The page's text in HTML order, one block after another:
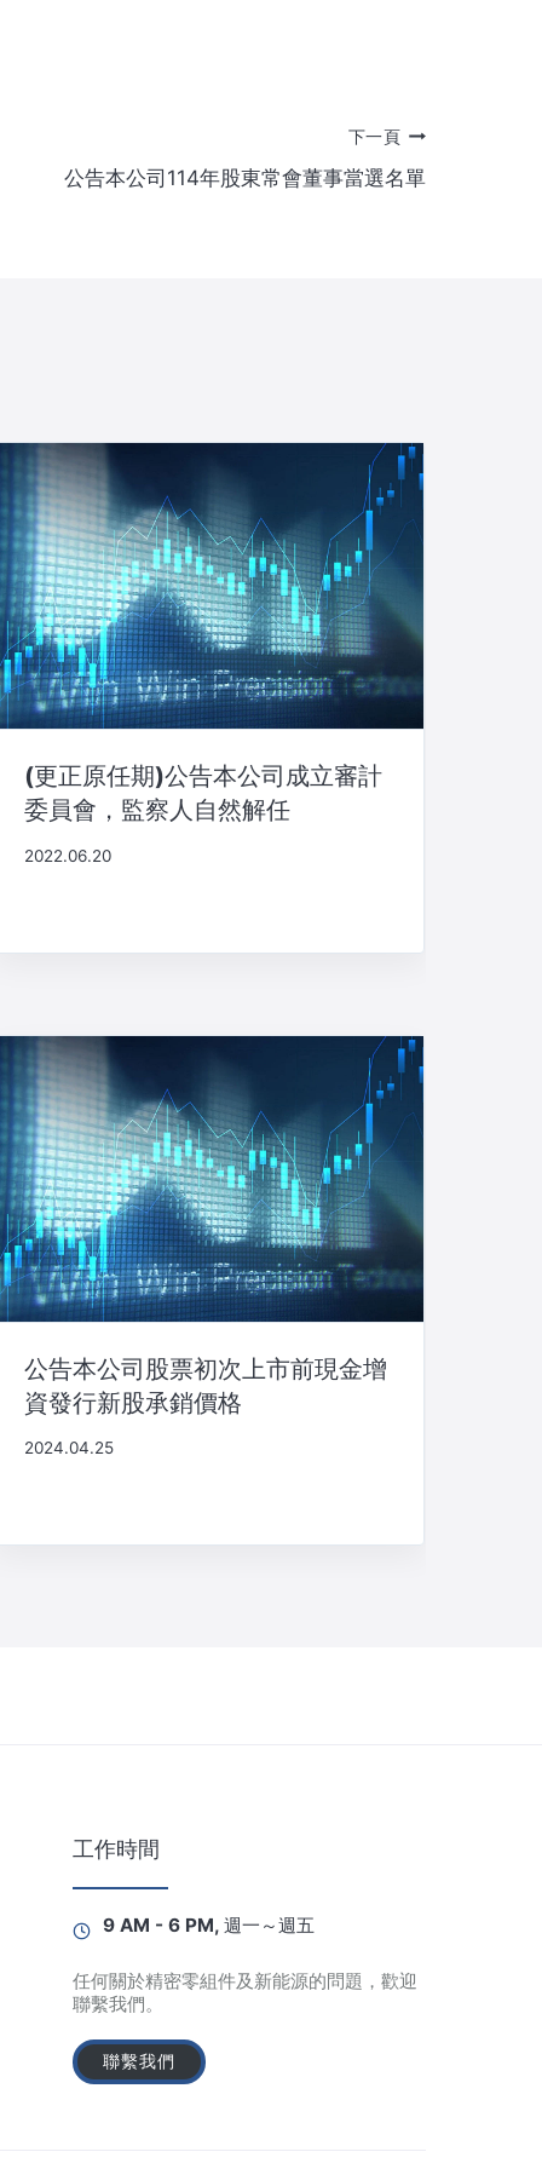
下一頁
公告本公司114年股東常會董事當選名單
(更正原任期)公告本公司成立審計
委員會，監察人自然解任
2022.06.20
公告本公司股票初次上市前現金增
資發行新股承銷價格
2024.04.25
工作時間
9 AM - 6 PM, 週一～週五
任何關於精密零組件及新能源的問題，歡迎
聯繫我們。
聯繫我們